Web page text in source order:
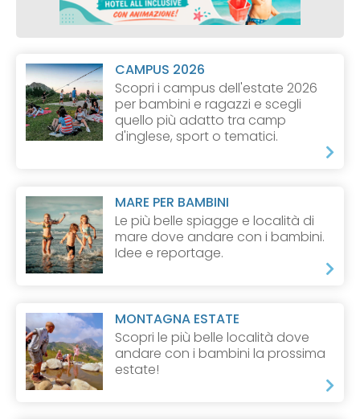
CAMPUS 2026
Scopri i campus dell'estate 2026
per bambini e ragazzi e scegli
quello più adatto tra camp
d'inglese, sport o tematici.
MARE PER BAMBINI
Le più belle spiagge e località di
mare dove andare con i bambini.
Idee e reportage.
MONTAGNA ESTATE
Scopri le più belle località dove
andare con i bambini la prossima
estate!